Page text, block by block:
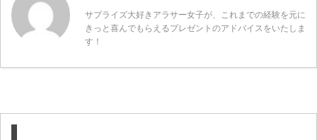
サプライズ大好きアラサー女子が、これまでの経験を元に
きっと喜んでもらえるプレゼントのアドバイスをいたしま
す！